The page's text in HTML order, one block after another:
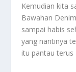
Kemudian kita
Bawahan
sampai habis
yang nantinya
itu pantau terus